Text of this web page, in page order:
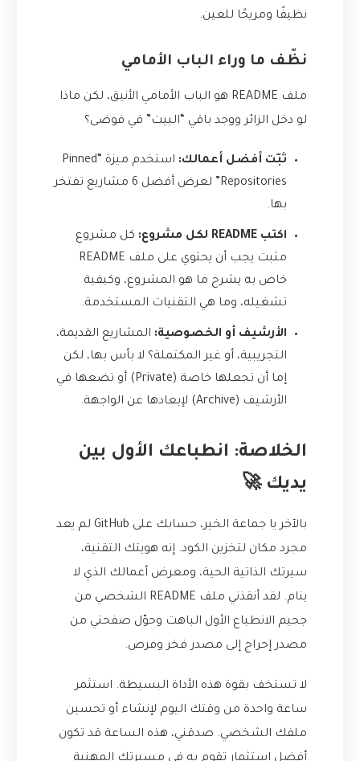
نظيفًا ومريحًا للعين.
نظّف ما وراء الباب الأمامي
ملف README هو الباب الأمامي الأنيق، لكن ماذا
لو دخل الزائر ووجد باقي “البيت” في فوضى؟
ثبّت أفضل أعمالك:
استخدم ميزة “Pinned
Repositories” لعرض أفضل 6 مشاريع تفتخر
بها.
اكتب README لكل مشروع:
كل مشروع
مثبت يجب أن يحتوي على ملف README
خاص به يشرح ما هو المشروع، وكيفية
تشغيله، وما هي التقنيات المستخدمة.
الأرشيف أو الخصوصية: المشاريع القديمة،
التجريبية، أو غير المكتملة؟ لا بأس بها، لكن
إما أن تجعلها خاصة (Private) أو تضعها في
الأرشيف (Archive) لإبعادها عن الواجهة.
الخلاصة: انطباعك الأول بين
يديك 🚀
بالآخر يا جماعة الخير، حسابك على GitHub لم يعد
مجرد مكان لتخزين الكود. إنه هويتك التقنية،
سيرتك الذاتية الحية، ومعرض أعمالك الذي لا
ينام. لقد أنقذني ملف README الشخصي من
جحيم الانطباع الأول الباهت وحوّل صفحتي من
مصدر إحراج إلى مصدر فخر وفرص.
لا تستخف بقوة هذه الأداة البسيطة. استثمر
ساعة واحدة من وقتك اليوم لإنشاء أو تحسين
ملفك الشخصي. صدقني، هذه الساعة قد تكون